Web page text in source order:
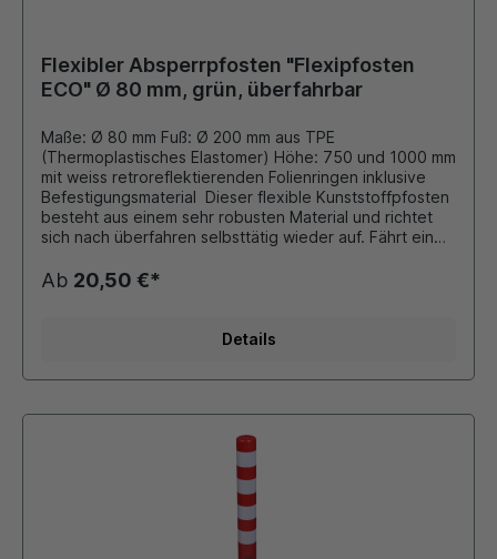
Flexibler Absperrpfosten "Flexipfosten
ECO" Ø 80 mm, grün, überfahrbar
Maße: Ø 80 mm Fuß: Ø 200 mm aus TPE
(Thermoplastisches Elastomer) Höhe: 750 und 1000 mm
mit weiss retroreflektierenden Folienringen inklusive
Befestigungsmaterial Dieser flexible Kunststoffpfosten
besteht aus einem sehr robusten Material und richtet
sich nach überfahren selbsttätig wieder auf. Fährt ein
knickt auf bis zu 90 Grad um, ohne zerstört zu werden.
Die EcoLINE-Flexipfosten aus TPE bieten eine
ideal dort, wo eine zuverlässige Markierung zu einem
hochflexiblen TPU-Pfosten. Zubehör: Adapter mit M36
Gewinde zum Einschrauben einer Schrauböse schwarze
Schrauböse mit M36 Gewinde passend zum Adapter
verschiedene Schilder, Hinweistafeln, Zeichen aus
Ab 20,50 €*
Details